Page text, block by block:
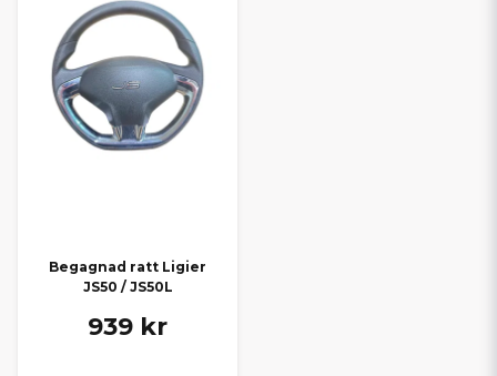
Begagnad ratt Ligier
JS50 / JS50L
939 kr